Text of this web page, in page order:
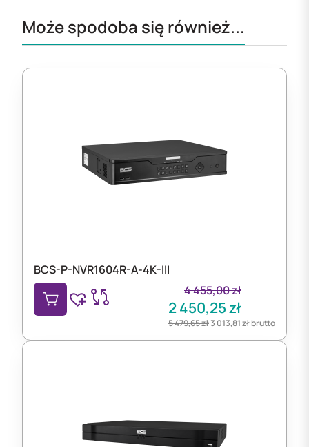
Może spodoba się również...
BCS-P-NVR1604R-A-4K-III
4 455,00zł
2 450,25zł
5 479,65zł3 013,81złbrutto